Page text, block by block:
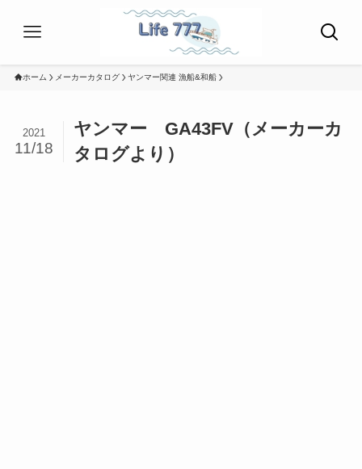
ホーム メーカーカタログ ヤンマー関連 漁船&和船
ヤンマー GA43FV（メーカーカ
タログより）
2021
11/18